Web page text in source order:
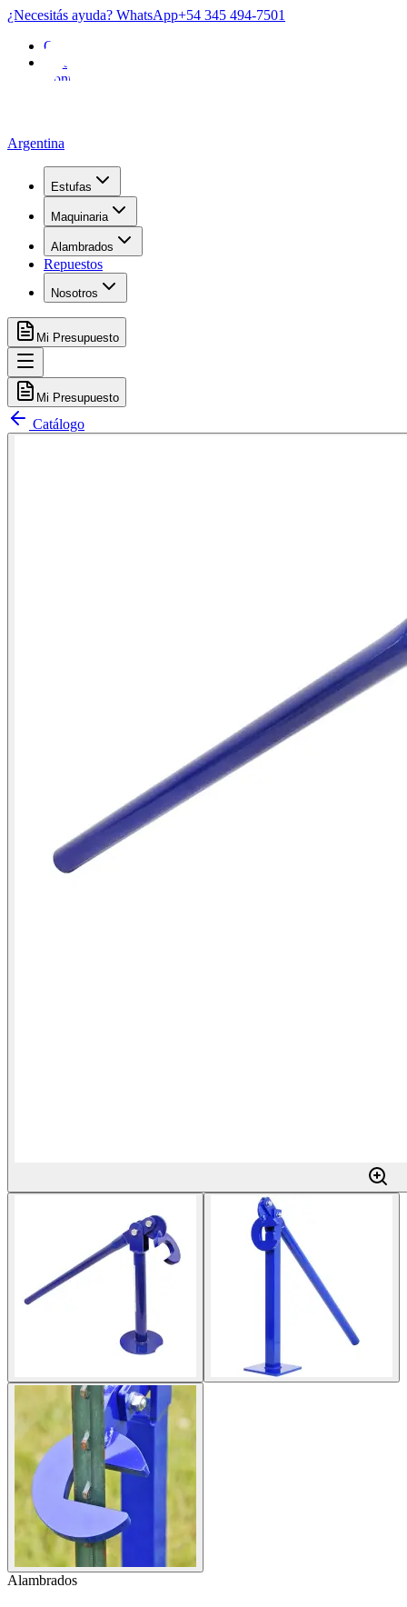
¿Necesitás ayuda? WhatsApp+54 345 494-7501
Garantía
FAQ
Contacto
Argentina
Estufas
Maquinaria
Alambrados
Repuestos
Nosotros
Mi Presupuesto
Mi Presupuesto
Catálogo
Alambrados